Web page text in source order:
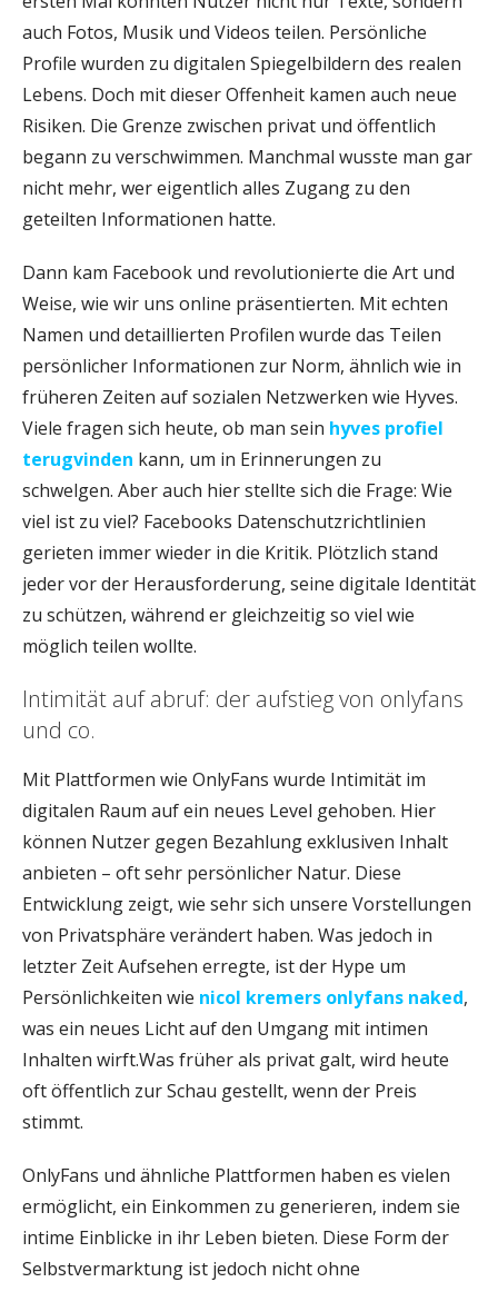
auch Fotos, Musik und Videos teilen. Persönliche
Profile wurden zu digitalen Spiegelbildern des realen
Lebens. Doch mit dieser Offenheit kamen auch neue
Risiken. Die Grenze zwischen privat und öffentlich
begann zu verschwimmen. Manchmal wusste man gar
nicht mehr, wer eigentlich alles Zugang zu den
geteilten Informationen hatte.
Dann kam Facebook und revolutionierte die Art und
Weise, wie wir uns online präsentierten. Mit echten
Namen und detaillierten Profilen wurde das Teilen
persönlicher Informationen zur Norm, ähnlich wie in
früheren Zeiten auf sozialen Netzwerken wie Hyves.
Viele fragen sich heute, ob man sein hyves profiel
terugvinden kann, um in Erinnerungen zu
schwelgen. Aber auch hier stellte sich die Frage: Wie
viel ist zu viel? Facebooks Datenschutzrichtlinien
gerieten immer wieder in die Kritik. Plötzlich stand
jeder vor der Herausforderung, seine digitale Identität
zu schützen, während er gleichzeitig so viel wie
möglich teilen wollte.
Intimität auf abruf: der aufstieg von onlyfans
und co.
Mit Plattformen wie OnlyFans wurde Intimität im
digitalen Raum auf ein neues Level gehoben. Hier
können Nutzer gegen Bezahlung exklusiven Inhalt
anbieten – oft sehr persönlicher Natur. Diese
Entwicklung zeigt, wie sehr sich unsere Vorstellungen
von Privatsphäre verändert haben. Was jedoch in
letzter Zeit Aufsehen erregte, ist der Hype um
Persönlichkeiten wie nicol kremers onlyfans naked,
was ein neues Licht auf den Umgang mit intimen
Inhalten wirft.Was früher als privat galt, wird heute
oft öffentlich zur Schau gestellt, wenn der Preis
stimmt.
OnlyFans und ähnliche Plattformen haben es vielen
ermöglicht, ein Einkommen zu generieren, indem sie
intime Einblicke in ihr Leben bieten. Diese Form der
Selbstvermarktung ist jedoch nicht ohne